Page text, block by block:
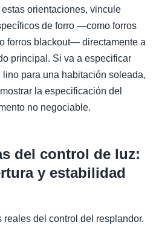
orientaciones, vincule
de forro —como forros
forros blackout— directamente a
principal. Si va a especificar
para una habitación soleada,
la especificación del
no negociable.
del control de luz:
y estabilidad
reales del control del resplandor.